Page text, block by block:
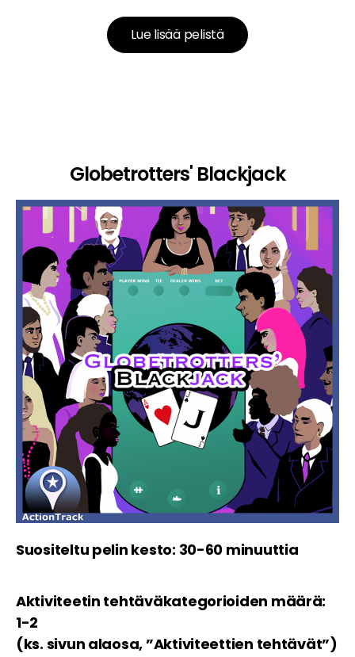
Lue lisää pelistä
Globetrotters' Blackjack
Suositeltu pelin kesto: 30-60 minuuttia
Aktiviteetin tehtäväkategorioiden määrä:
1-2
(ks. sivun alaosa, ”Aktiviteettien tehtävät”)